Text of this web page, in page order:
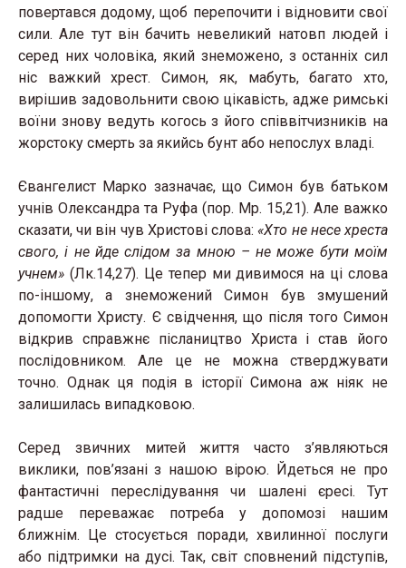
повертався додому, щоб перепочити і відновити свої
сили. Але тут він бачить невеликий натовп людей і
серед них чоловіка, який знеможено, з останніх сил
ніс важкий хрест. Симон, як, мабуть, багато хто,
вирішив задовольнити свою цікавість, адже римські
воїни знову ведуть когось з його співвітчизників на
жорстоку смерть за якийсь бунт або непослух владі.
Євангелист Марко зазначає, що Симон був батьком
учнів Олександра та Руфа (пор. Мр. 15,21). Але важко
сказати, чи він чув Христові слова: «Хто не несе хреста
свого, і не йде слідом за мною – не може бути моїм
учнем» (Лк.14,27). Це тепер ми дивимося на ці слова
по-іншому, а знеможений Симон був змушений
допомогти Христу. Є свідчення, що після того Симон
відкрив справжнє післаництво Христа і став його
послідовником. Але це не можна стверджувати
точно. Однак ця подія в історії Симона аж ніяк не
залишилась випадковою.
Серед звичних митей життя часто з’являються
виклики, пов’язані з нашою вірою. Йдеться не про
фантастичні переслідування чи шалені єресі. Тут
радше переважає потреба у допомозі нашим
ближнім. Це стосується поради, хвилинної послуги
або підтримки на дусі. Так, світ сповнений підступів,